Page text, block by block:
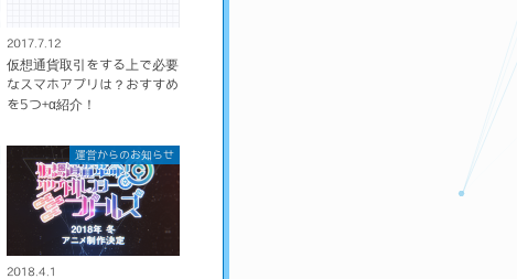
2017.7.12
仮想通貨取引をする上で必要
なスマホアプリは？おすすめ
を5つ+α紹介！
運営からのお知らせ
2018.4.1